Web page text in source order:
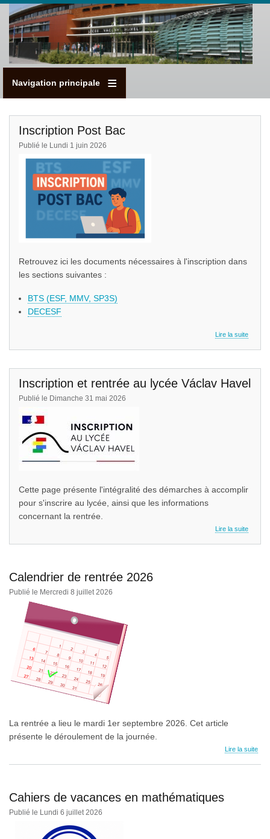
Aller
au
contenu
principal
Navigation principale
Inscription Post Bac
Publié le Lundi 1 juin 2026
Retrouvez ici les documents nécessaires à l'inscription dans
les sections suivantes :
BTS (ESF, MMV, SP3S)
DECESF
Lire la suite
Inscription et rentrée au lycée Václav Havel
Publié le Dimanche 31 mai 2026
Cette page présente l'intégralité des démarches à accomplir
pour s'inscrire au lycée, ainsi que les informations
concernant la rentrée.
Lire la suite
Calendrier de rentrée 2026
Publié le Mercredi 8 juillet 2026
La rentrée a lieu le mardi 1er septembre 2026. Cet article
présente le déroulement de la journée.
Lire la suite
Cahiers de vacances en mathématiques
Publié le Lundi 6 juillet 2026